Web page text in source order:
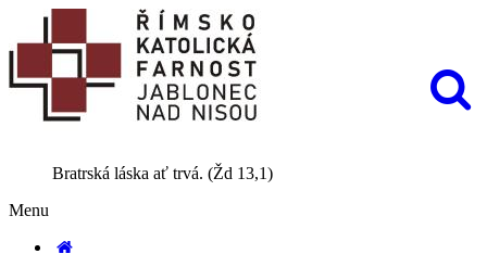
Bratrská láska ať trvá. (Žd 13,1)
Menu